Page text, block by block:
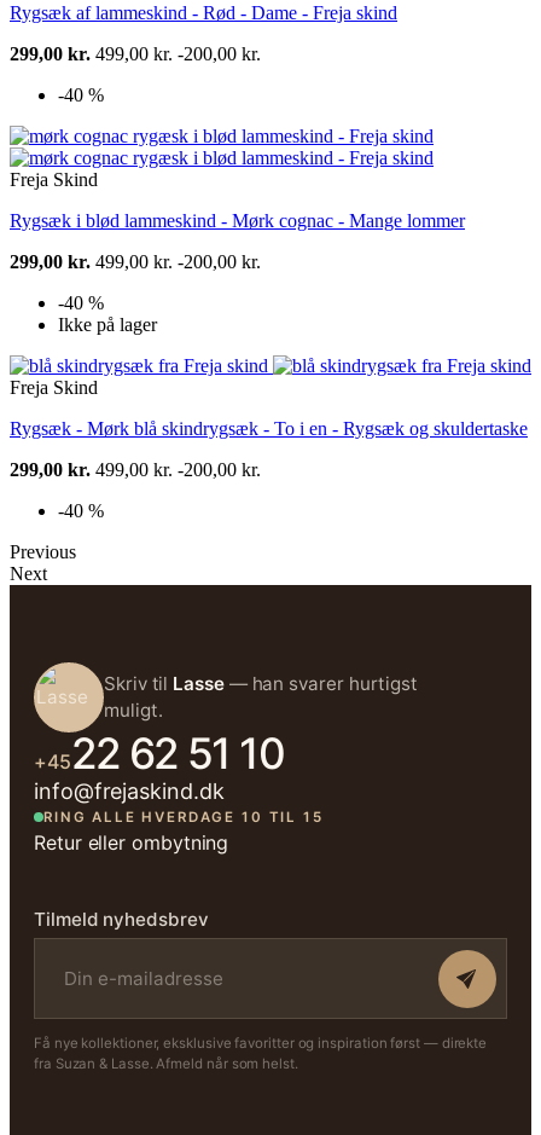
Rygsæk af lammeskind - Rød - Dame - Freja skind
299,00 kr. 499,00 kr. -200,00 kr.
-40 %
Freja Skind
Rygsæk i blød lammeskind - Mørk cognac - Mange lommer
299,00 kr. 499,00 kr. -200,00 kr.
-40 %
Ikke på lager
Freja Skind
Rygsæk - Mørk blå skindrygsæk - To i en - Rygsæk og skuldertaske
299,00 kr. 499,00 kr. -200,00 kr.
-40 %
Previous
Next
Skriv til Lasse— han svarer hurtigst
muligt.
+4522 62 51 10
info@frejaskind.dk
RING ALLE HVERDAGE 10 TIL 15
Retur eller ombytning
Tilmeld nyhedsbrev
Få nye kollektioner, eksklusive favoritter og inspiration først — direkte
fra Suzan & Lasse. Afmeld når som helst.